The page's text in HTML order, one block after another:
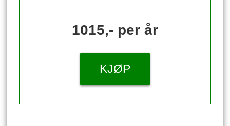
1015,- per år
KJØP